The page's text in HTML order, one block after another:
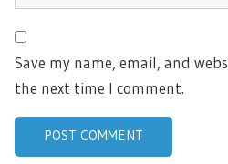
Save my name, email, and
the next time I comment.